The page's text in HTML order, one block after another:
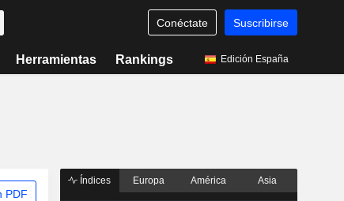
Conéctate Suscribirse
Herramientas Rankings Edición España
PDF
Índices Europa América Asia